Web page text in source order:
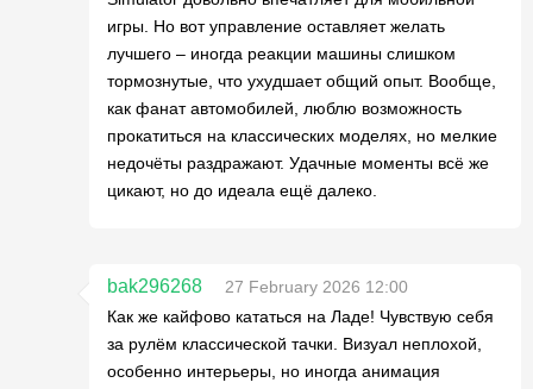
игры. Но вот управление оставляет желать
лучшего – иногда реакции машины слишком
тормознутые, что ухудшает общий опыт. Вообще,
как фанат автомобилей, люблю возможность
прокатиться на классических моделях, но мелкие
недочёты раздражают. Удачные моменты всё же
цикают, но до идеала ещё далеко.
bak296268
27 February 2026 12:00
Как же кайфово кататься на Ладе! Чувствую себя
за рулём классической тачки. Визуал неплохой,
особенно интерьеры, но иногда анимация